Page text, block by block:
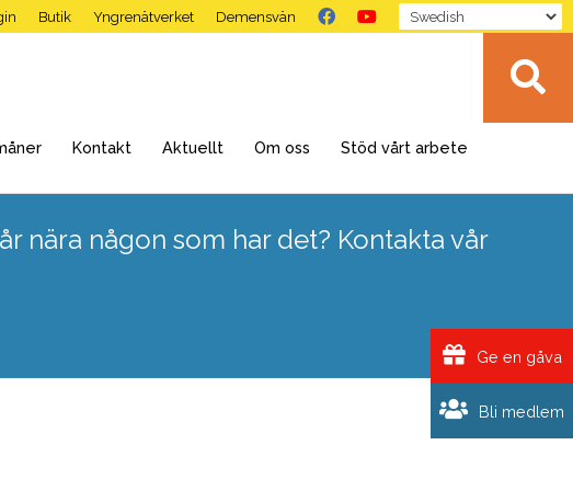
Butik Yngrenätverket Demensvän
Kontakt Aktuellt Om oss Stöd vårt arbete
nära någon som har det? Kontakta vår
Bli medlem
Ge en gåva